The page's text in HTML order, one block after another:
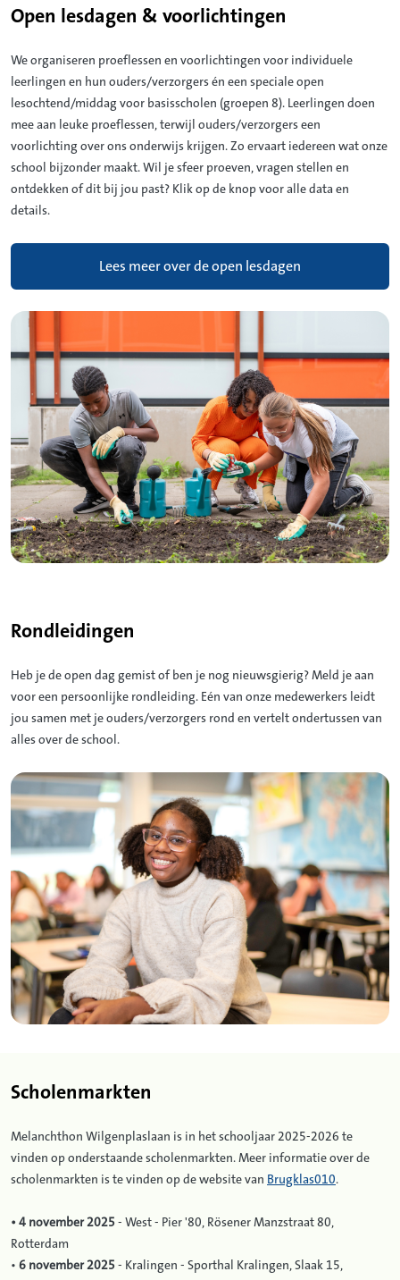
Open lesdagen & voorlichtingen
We organiseren proeflessen en voorlichtingen voor individuele
leerlingen en hun ouders/verzorgers én een speciale open
lesochtend/middag voor basisscholen (groepen 8). Leerlingen doen
mee aan leuke proeflessen, terwijl ouders/verzorgers een
voorlichting over ons onderwijs krijgen. Zo ervaart iedereen wat onze
school bijzonder maakt. Wil je sfeer proeven, vragen stellen en
ontdekken of dit bij jou past? Klik op de knop voor alle data en
details.
Lees meer over de open lesdagen
Rondleidingen
Heb je de open dag gemist of ben je nog nieuwsgierig? Meld je aan
voor een persoonlijke rondleiding. Eén van onze medewerkers leidt
jou samen met je ouders/verzorgers rond en vertelt ondertussen van
alles over de school.
Scholenmarkten
Melanchthon Wilgenplaslaan is in het schooljaar 2025-2026 te
vinden op onderstaande scholenmarkten. Meer informatie over de
scholenmarkten is te vinden op de website van Brugklas010.
• 4 november 2025- West - Pier '80, Rösener Manzstraat 80,
Rotterdam
• 6 november 2025- Kralingen - Sporthal Kralingen, Slaak 15,